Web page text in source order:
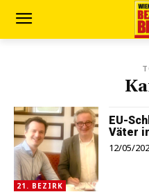
21. BEZIRK
EU-
Väter
12/05/